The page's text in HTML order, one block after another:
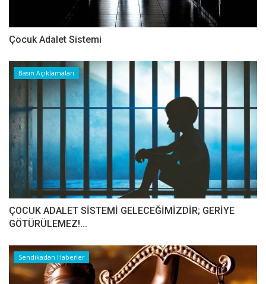
Çocuk Adalet Sistemi
Basın Açıklamaları
ÇOCUK ADALET SİSTEMİ GELECEĞİMİZDİR; GERİYE
GÖTÜRÜLEMEZ!...
Sendikadan Haberler